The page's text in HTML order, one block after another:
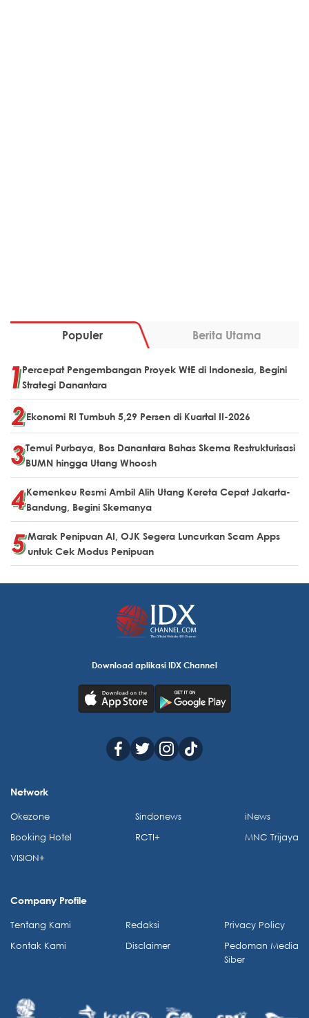
Populer Berita Utama
Percepat Pengembangan Proyek WtE di Indonesia, Begini
Strategi Danantara
Ekonomi RI Tumbuh 5,29 Persen di Kuartal II-2026
Temui Purbaya, Bos Danantara Bahas Skema Restrukturisasi
BUMN hingga Utang Whoosh
Kemenkeu Resmi Ambil Alih Utang Kereta Cepat Jakarta-
Bandung, Begini Skemanya
Marak Penipuan AI, OJK Segera Luncurkan Scam Apps
untuk Cek Modus Penipuan
Download aplikasi IDX Channel
Network
Okezone
Booking Hotel
VISION+
Sindonews
RCTI+
iNews
MNC Trijaya
Company Profile
Tentang Kami
Kontak Kami
Redaksi
Disclaimer
Privacy Policy
Pedoman Media
Siber